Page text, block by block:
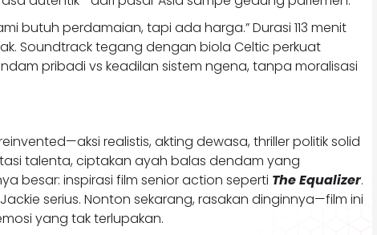
butuh perdamaian, tapi ada harga.” Durasi 113 menit
Soundtrack tegang dengan biola Celtic perkuat
pribadi vs keadilan sistem ngena, tanpa moralisasi
realistis, akting dewasa, thriller politik solid
talenta, ciptakan ayah balas dendam yang
besar: inspirasi film senior action seperti The Equalizer.
serius. Nonton sekarang, rasakan dinginnya—film ini
yang tak terlupakan.